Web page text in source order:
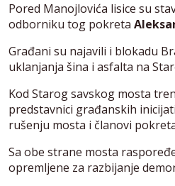
Pored Manojlovića lisice su
odborniku tog pokreta
Građani su najavili i blokadu
uklanjanja šina i asfalta na
Kod Starog savskog mosta
predstavnici građanskih
rušenju mosta i članovi
Sa obe strane mosta
opremljene za razbijanje